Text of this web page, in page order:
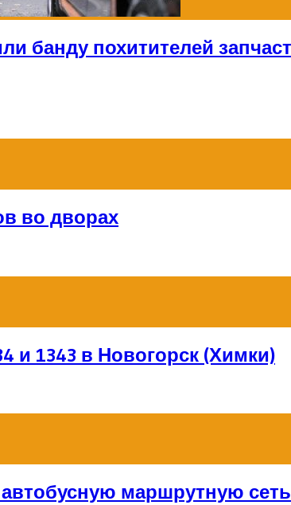
банду похитителей
во дворах
и 1343 в Новогорск (Химки)
маршрутную сеть